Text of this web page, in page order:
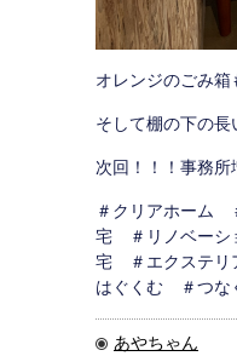
オレンジのごみ
そして棚の下の
次回！！！事務所
＃クリアホーム
宅 ＃リノベー
宅 ＃エクステ
はぐくむ ＃つな
あやちゃん